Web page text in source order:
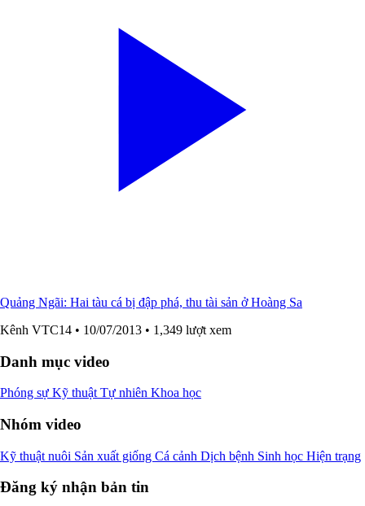
Quảng Ngãi: Hai tàu cá bị đập phá, thu tài sản ở Hoàng Sa
Kênh VTC14 • 10/07/2013 • 1,349 lượt xem
Danh mục video
Phóng sự Kỹ thuật Tự nhiên Khoa học
Nhóm video
Kỹ thuật nuôi Sản xuất giống Cá cảnh Dịch bệnh Sinh học Hiện trạng
Đăng ký nhận bản tin